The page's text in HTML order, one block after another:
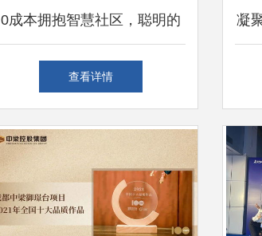
0成本拥抱智慧社区，聪明的
物业都上车了—物业管理不再
查看详情
凝
邦